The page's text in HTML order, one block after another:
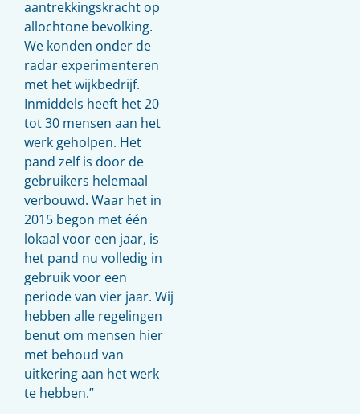
aantrekkingskracht op
allochtone bevolking.
We konden onder de
radar experimenteren
met het wijkbedrijf.
Inmiddels heeft het 20
tot 30 mensen aan het
werk geholpen. Het
pand zelf is door de
gebruikers helemaal
verbouwd. Waar het in
2015 begon met één
lokaal voor een jaar, is
het pand nu volledig in
gebruik voor een
periode van vier jaar. Wij
hebben alle regelingen
benut om mensen hier
met behoud van
uitkering aan het werk
te hebben.”